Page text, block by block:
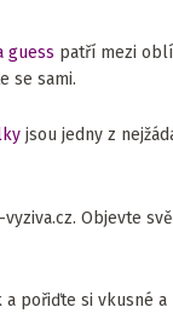
guess patří mezi
se sami.
jsou jedny z
Objevte
pořiďte si vkusné a